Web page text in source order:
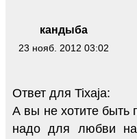
кандыба
23 нояб. 2012 03:02
Ответ для Tixaja:
А вы не хотите быть
надо для любви